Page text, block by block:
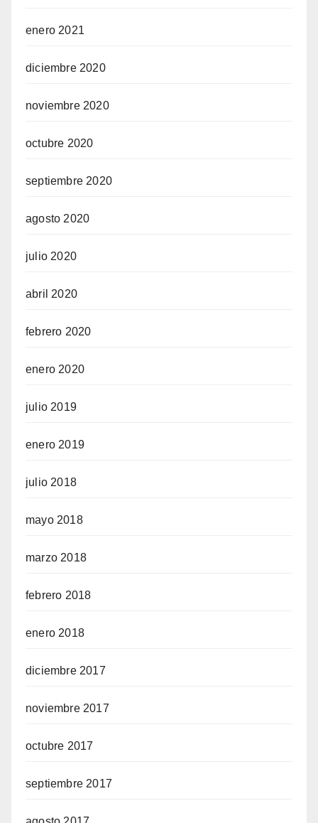
enero 2021
diciembre 2020
noviembre 2020
octubre 2020
septiembre 2020
agosto 2020
julio 2020
abril 2020
febrero 2020
enero 2020
julio 2019
enero 2019
julio 2018
mayo 2018
marzo 2018
febrero 2018
enero 2018
diciembre 2017
noviembre 2017
octubre 2017
septiembre 2017